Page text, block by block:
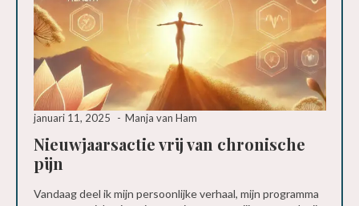
Nieuwjaarsactie vrij van chronische
pijn
januari 11, 2025 Manja van Ham
Vandaag deel ik mijn persoonlijke verhaal, mijn programma